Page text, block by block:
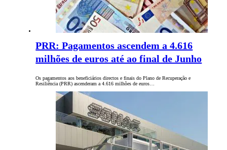
PRR: Pagamentos ascendem a 4.616
milhões de euros até ao final de Junho
Os pagamentos aos beneficiários directos e finais do Plano de Recuperação e
Resiliência (PRR) ascenderam a 4.616 milhões de euros…